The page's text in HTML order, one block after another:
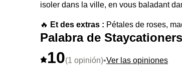
isoler dans la ville, en vous baladant
🔥 Et des extras : Pétales de roses,
Palabra de Staycationers
10(1 opinión)•Ver las opiniones